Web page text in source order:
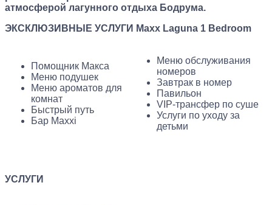
атмосферой лагунного отдыха Бодрума.
ЭКСКЛЮЗИВНЫЕ УСЛУГИ Maxx Laguna 1 Bedroom
Помощник Макса
Меню подушек
Меню ароматов для
комнат
Быстрый путь
Бар Maxxi
Меню обслуживания
номеров
Завтрак в номер
Павильон
VIP-трансфер по суше
Услуги по уходу за
детьми
УСЛУГИ